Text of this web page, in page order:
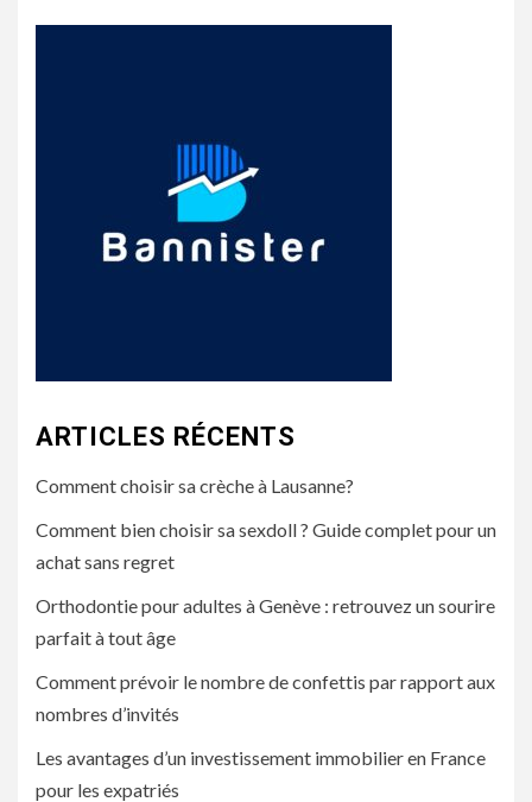
ARTICLES RÉCENTS
Comment choisir sa crèche à Lausanne?
Comment bien choisir sa sexdoll ? Guide complet pour un
achat sans regret
Orthodontie pour adultes à Genève : retrouvez un sourire
parfait à tout âge
Comment prévoir le nombre de confettis par rapport aux
nombres d’invités
Les avantages d’un investissement immobilier en France
pour les expatriés